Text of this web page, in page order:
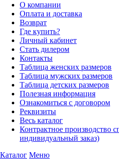
О компании
Оплата и доставка
Возврат
Где купить?
Личный кабинет
Стать дилером
Контакты
Таблица женских размеров
Таблица мужских размеров
Таблица детских размеров
Полезная информация
Ознакомиться с договором
Реквизиты
Весь каталог
Контрактное производство
индивидуальный заказ)
Каталог Меню